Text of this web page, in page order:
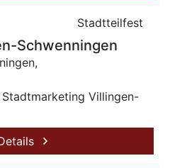
Stadtteilfest
Schwenningen
Villingen-